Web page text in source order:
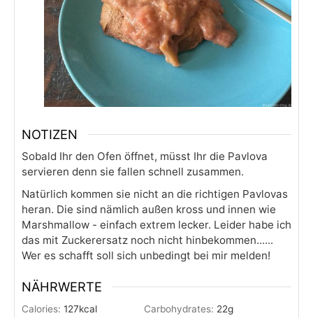
NOTIZEN
Sobald Ihr den Ofen öffnet, müsst Ihr die Pavlova
servieren denn sie fallen schnell zusammen.
Natürlich kommen sie nicht an die richtigen Pavlovas
heran. Die sind nämlich außen kross und innen wie
Marshmallow - einfach extrem lecker. Leider habe ich
das mit Zuckerersatz noch nicht hinbekommen......
Wer es schafft soll sich unbedingt bei mir melden!
NÄHRWERTE
Calories: 127kcal Carbohydrates: 22g